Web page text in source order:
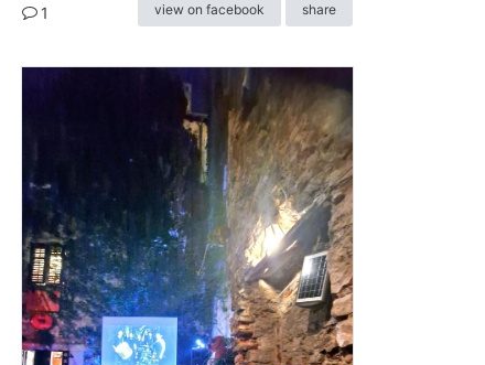
1 view on facebook share